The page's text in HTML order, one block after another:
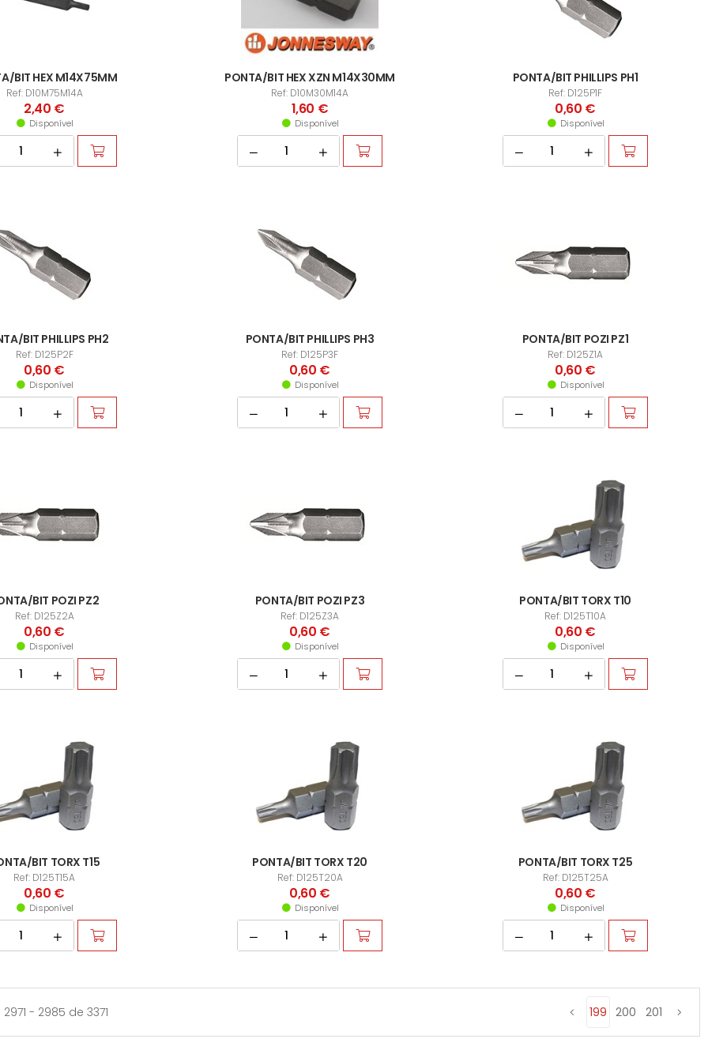
BIT HEX M14X75MM
Ref: D10M75M14A
2,40 €
Disponível
PONTA/BIT HEX XZN M14X30MM
Ref: D10M30M14A
1,60 €
Disponível
PONTA/BIT PHILLIPS PH1
Ref: D125P1F
0,60 €
Disponível
BIT PHILLIPS PH2
Ref: D125P2F
0,60 €
Disponível
PONTA/BIT PHILLIPS PH3
Ref: D125P3F
0,60 €
Disponível
PONTA/BIT POZI PZ1
Ref: D125Z1A
0,60 €
Disponível
BIT POZI PZ2
Ref: D125Z2A
0,60 €
Disponível
PONTA/BIT POZI PZ3
Ref: D125Z3A
0,60 €
Disponível
PONTA/BIT TORX T10
Ref: D125T10A
0,60 €
Disponível
BIT TORX T15
Ref: D125T15A
0,60 €
Disponível
PONTA/BIT TORX T20
Ref: D125T20A
0,60 €
Disponível
PONTA/BIT TORX T25
Ref: D125T25A
0,60 €
Disponível
- 2985 de 3371 199 200 201